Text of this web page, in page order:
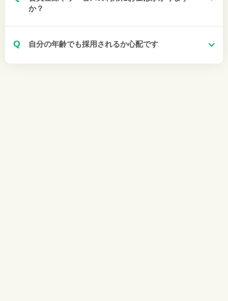
か？
Q 自分の年齢でも採用されるか心配です